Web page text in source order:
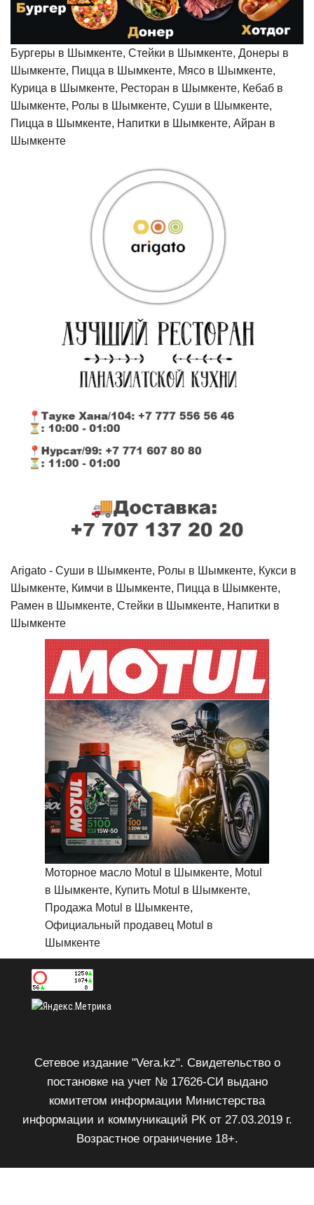
Бургеры в Шымкенте, Стейки в Шымкенте, Донеры в
Шымкенте, Пицца в Шымкенте, Мясо в Шымкенте,
Курица в Шымкенте, Ресторан в Шымкенте, Кебаб в
Шымкенте, Ролы в Шымкенте, Суши в Шымкенте,
Пицца в Шымкенте, Напитки в Шымкенте, Айран в
Шымкенте
Arigato - Cуши в Шымкенте, Ролы в Шымкенте, Кукси в
Шымкенте, Кимчи в Шымкенте, Пицца в Шымкенте,
Рамен в Шымкенте, Стейки в Шымкенте, Напитки в
Шымкенте
Моторное масло Motul в Шымкенте, Motul
в Шымкенте, Купить Motul в Шымкенте,
Продажа Motul в Шымкенте,
Официальный продавец Motul в
Шымкенте
Сетевое издание "Vera.kz". Свидетельство о
постановке на учет № 17626-СИ выдано
комитетом информации Министерства
информации и коммуникаций РК от 27.03.2019 г.
Возрастное ограничение 18+.